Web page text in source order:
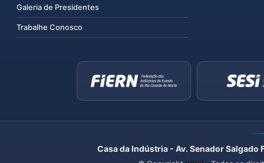
Galeria de Presidentes
Trabalhe Conosco
Casa da Indústria - Av. Senador